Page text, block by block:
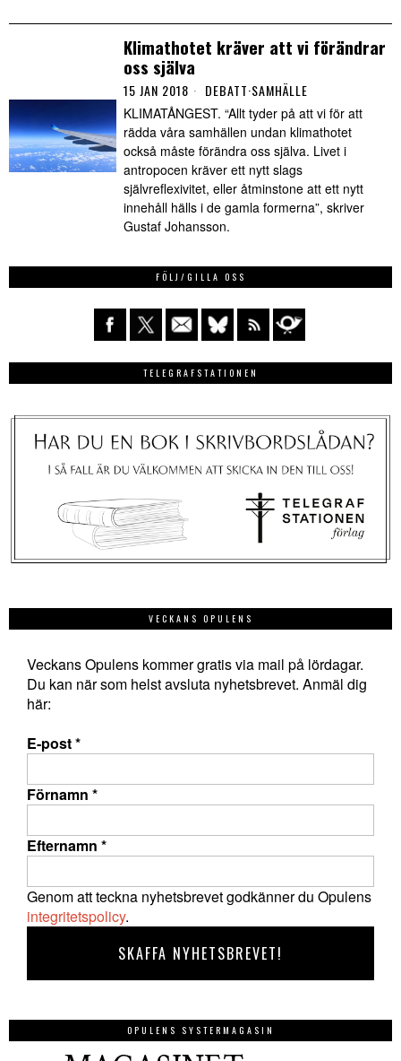
Klimathotet kräver att vi förändrar
oss själva
15 JAN 2018 DEBATT·SAMHÄLLE
KLIMATÅNGEST. “Allt tyder på att vi för att
rädda våra samhällen undan klimathotet
också måste förändra oss själva. Livet i
antropocen kräver ett nytt slags
självreflexivitet, eller åtminstone att ett nytt
innehåll hälls i de gamla formerna”, skriver
Gustaf Johansson.
FÖLJ/GILLA OSS
TELEGRAFSTATIONEN
VECKANS OPULENS
Veckans Opulens kommer gratis via mail på lördagar.
Du kan när som helst avsluta nyhetsbrevet. Anmäl dig
här:
E-post*
Förnamn *
Efternamn *
Genom att teckna nyhetsbrevet godkänner du Opulens
integritetspolicy.
OPULENS SYSTERMAGASIN